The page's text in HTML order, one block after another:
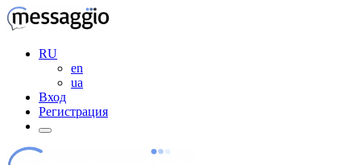
RU
en
ua
Вход
Регистрация